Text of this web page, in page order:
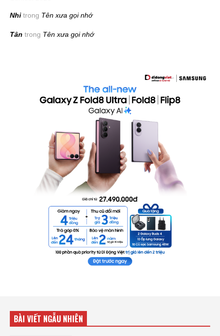
Nhi trong Tên xưa gọi nhớ
Tân trong Tên xưa gọi nhớ
BÀI VIẾT NGẪU NHIÊN